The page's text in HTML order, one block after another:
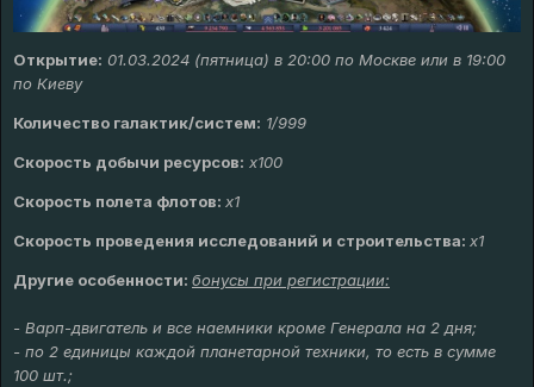
Открытие: 01.03.2024 (пятница) в 20:00 по Москве или в 19:00
по Киеву
Количество галактик/систем: 1/999
Скорость добычи ресурсов: х100
Скорость полета флотов: х1
Скорость проведения исследований и строительства: x1
Другие особенности: бонусы при регистрации:
- Варп-двигатель и все наемники кроме Генерала на 2 дня;
- по 2 единицы каждой планетарной техники, то есть в сумме
100 шт.;